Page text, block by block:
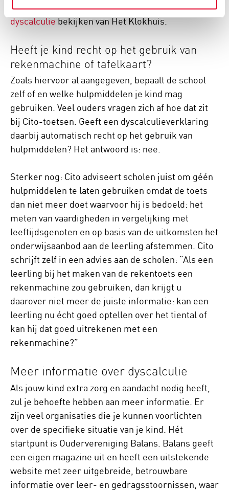
Samen met je kind kun je ditfilmpje over
dyscalculiebekijken van Het Klokhuis.
Heeft je kind recht op het gebruik van
rekenmachine of tafelkaart?
Zoals hiervoor al aangegeven, bepaalt de school
zelf of en welke hulpmiddelen je kind mag
gebruiken. Veel ouders vragen zich af hoe dat zit
bij Cito-toetsen. Geeft een dyscalculieverklaring
daarbij automatisch recht op het gebruik van
hulpmiddelen? Het antwoord is: nee.
Sterker nog: Cito adviseert scholen juist om géén
hulpmiddelen te laten gebruiken omdat de toets
dan niet meer doet waarvoor hij is bedoeld: het
meten van vaardigheden in vergelijking met
leeftijdsgenoten en op basis van de uitkomsten het
onderwijsaanbod aan de leerling afstemmen. Cito
schrijft zelf in een advies aan de scholen: “Als een
leerling bij het maken van de rekentoets een
rekenmachine zou gebruiken, dan krijgt u
daarover niet meer de juiste informatie: kan een
leerling nu écht goed optellen over het tiental of
kan hij dat goed uitrekenen met een
rekenmachine?”
Meer informatie over dyscalculie
Als jouw kind extra zorg en aandacht nodig heeft,
zul je behoefte hebben aan meer informatie. Er
zijn veel organisaties die je kunnen voorlichten
over de specifieke situatie van je kind. Hét
startpunt is Oudervereniging Balans. Balans geeft
een eigen magazine uit en heeft een uitstekende
website met zeer uitgebreide, betrouwbare
informatie over leer- en gedragsstoornissen, waar